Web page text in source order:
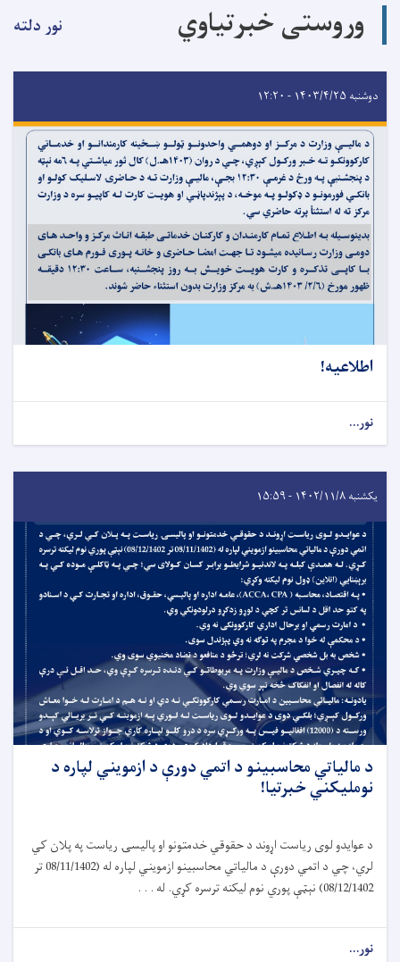
وروستی خبرتیاوي نور دلته
دوشنبه ۱۴۰۳/۴/۲۵ - ۱۲:۲۰
اطلاعیه!
نور...
یکشنبه ۱۴۰۲/۱۱/۸ - ۱۵:۵۹
د مالياتي محاسبينو د اتمي دورې د ازمويني لپاره د
نومليکني خبرتیا!
د عوایدو لوی ریاست اړوند د حقوقي خدمتونو او پالیسۍ ریاست په پلان کي
لري، چي د اتمي دورې د مالیاتي محاسبینو ازمویني لپاره له (08/11/1402 تر
08/12/1402) نېټې پوري نوم لیکنه ترسره کړي. له . . .
نور...